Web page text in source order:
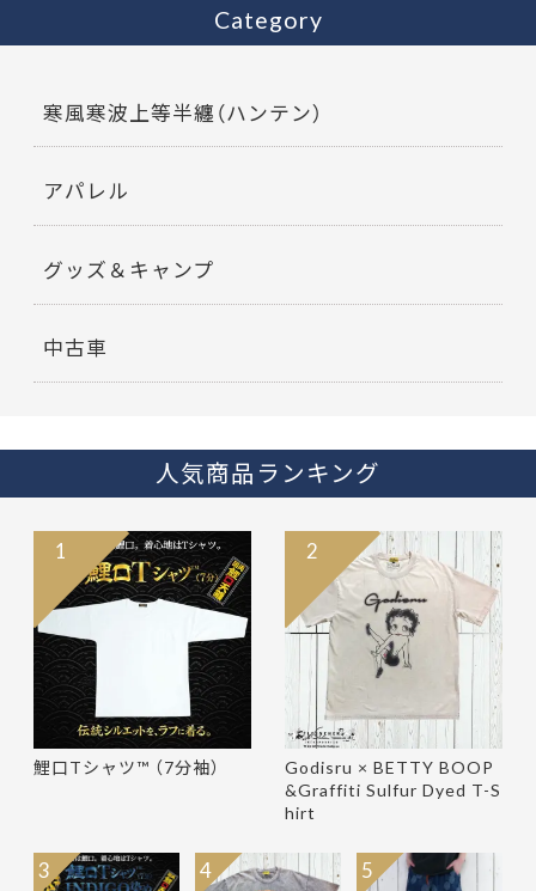
Category
寒風寒波上等半纏（ハンテン）
アパレル
グッズ＆キャンプ
中古車
人気商品ランキング
鯉口Tシャツ™ （7分袖）
1
Godisru × BETTY BOOP
&Graffiti Sulfur Dyed T-S
hirt
2
3 4 5